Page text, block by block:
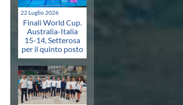
22 Luglio 2026
Finali World Cup.
Australia-Italia
15-14, Setterosa
per il quinto posto